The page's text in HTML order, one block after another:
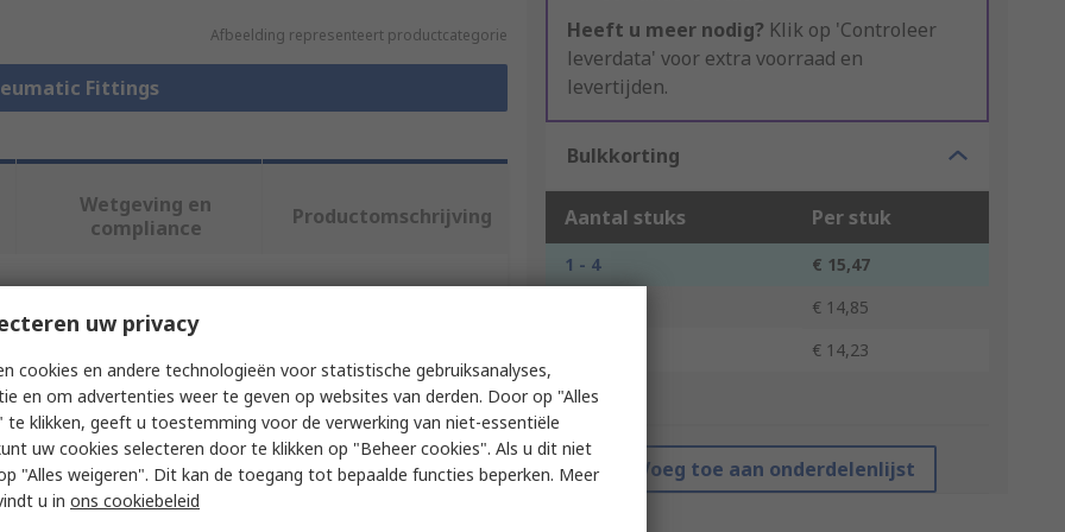
Afbeelding representeert productcategorie
Fittings
Heeft u meer nodig? Klik op 'Controleer
leverdata' voor extra voorraad en
levertijden.
Bulkkorting
Aantal stuks Per stuk
1 - 4
€ 15,47
€ 14,85
€ 14,23
*prijsindicatie
Voeg toe aan onderdelenlijst
Wetgeving en
compliance
Productomschrijving
kenmerken te selecteren.
Waarde
Festo
Pneumatic Fitting
uw privacy
cookies en andere technologieën voor statistische gebruiksanalyses,
en om advertenties weer te geven op websites van derden. Door op "Alles
te klikken, geeft u toestemming voor de verwerking van niet-essentiële
uw cookies selecteren door te klikken op "Beheer cookies". Als u dit niet
"Alles weigeren". Dit kan de toegang tot bepaalde functies beperken. Meer
u in ons cookiebeleid